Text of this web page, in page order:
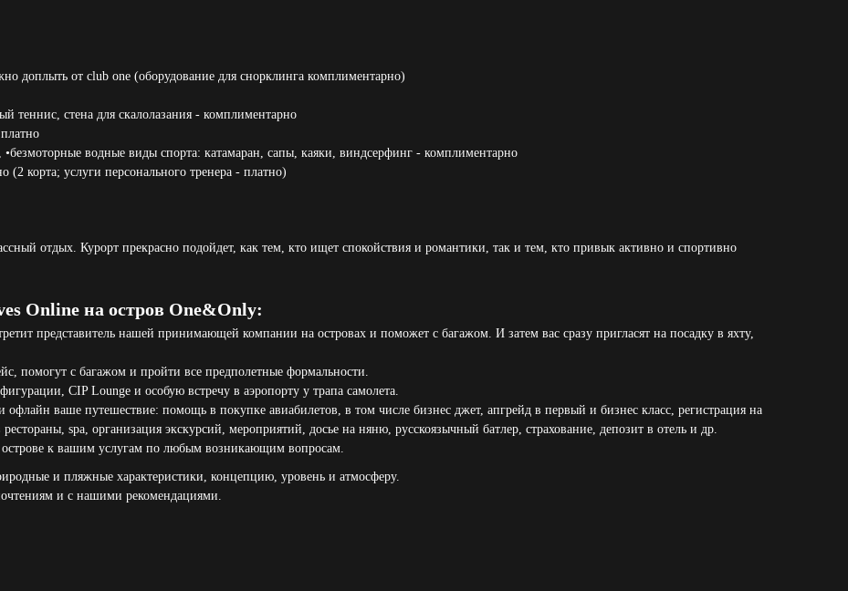
доплыть от club one (оборудование для снорклинга комплиментарно)
теннис, стена для скалолазания - комплиментарно
водные виды спорта: катамаран, сапы, каяки, виндсерфинг - комплиментарно
корта; услуги персонального тренера - платно)
отдых. Курорт прекрасно подойдет, как тем, кто ищет спокойствия и романтики, так и тем, кто привык активно и спортивно
Online на остров One&Only:
представитель нашей принимающей компании на островах и поможет с багажом. И затем вас сразу пригласят на посадку в яхту,
помогут с багажом и пройти все предполетные формальности.
CIP Lounge и особую встречу в аэропорту у трапа самолета.
ваше путешествие: помощь в покупке авиабилетов, в том числе бизнес джет, апгрейд в первый и бизнес класс, регистрация на
spa, организация экскурсий, мероприятий, досье на няню, русскоязычный батлер, страхование, депозит в отель и др.
к вашим услугам по любым возникающим вопросам.
и пляжные характеристики, концепцию, уровень и атмосферу.
и с нашими рекомендациями.